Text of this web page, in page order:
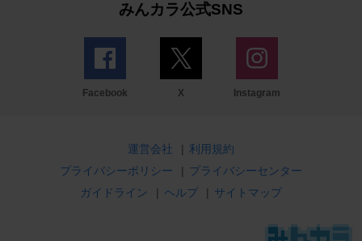
みんカラ公式SNS
Facebook X Instagram
運営会社 | 利用規約
プライバシーポリシー
| プライバシーセンター
ガイドライン
| ヘルプ | サイトマップ